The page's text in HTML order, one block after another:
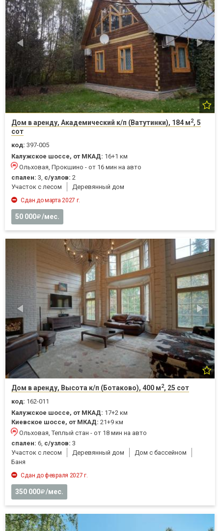
Дом в аренду, Академический к/п (Ватутинки), 184 м2, 5
сот
код: 397-005
Калужское шоссе, от МКАД: 16+1 км
Ольховая, Прокшино - от 16 мин на авто
спален: 3, с/узлов: 2
Участок с лесом
Деревянный дом
Сдан до марта 2027 г.
50 000 /мес.
Дом в аренду, Высота к/п (Ботаково), 400 м2, 25 сот
код: 162-011
Калужское шоссе, от МКАД: 17+2 км
Киевское шоссе, от МКАД: 21+9 км
Ольховая, Теплый стан - от 18 мин на авто
спален: 6, с/узлов: 3
Участок с лесом
Деревянный дом
Дом с бассейном
Баня
Сдан до февраля 2027 г.
350 000 /мес.